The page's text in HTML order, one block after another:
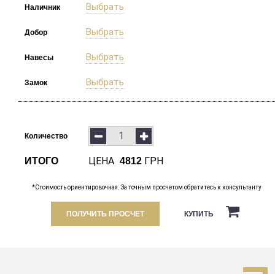
Наличник Выбрать
Добор Выбрать
Навесы Выбрать
Замок Выбрать
Количество
ИТОГО ЦЕНА 4812 ГРН
*Стоимость ориентировочная. За точным просчетом обратитесь к консультанту
ПОЛУЧИТЬ ПРОСЧЕТ КУПИТЬ